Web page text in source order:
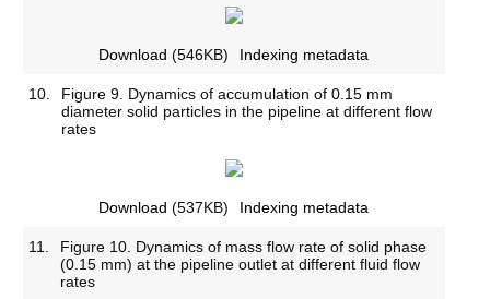
Download (546KB) Indexing metadata
10.
Figure 9. Dynamics of accumulation of 0.15 mm
diameter solid particles in the pipeline at different flow
rates
Download (537KB) Indexing metadata
11.
Figure 10. Dynamics of mass flow rate of solid phase
(0.15 mm) at the pipeline outlet at different fluid flow
rates